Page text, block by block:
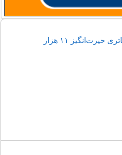
گوشی آنر X80 پرو مکس با باتری حیرت‌انگیز ۱۱ هزار